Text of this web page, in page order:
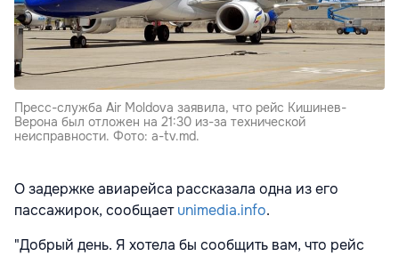
Пресс-служба Air Moldova заявила, что рейс Кишинев-
Верона был отложен на 21:30 из-за технической
неисправности. Фото: a-tv.md.
О задержке авиарейса рассказала одна из его
пассажирок, сообщаетunimedia.info.
"Добрый день. Я хотела бы сообщить вам, что рейс